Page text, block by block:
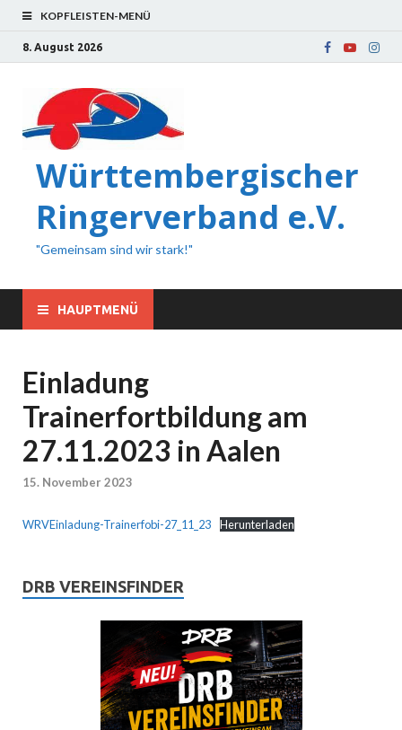
KOPFLEISTEN-MENÜ
8. August 2026
Württembergischer
Ringerverband e.V.
"Gemeinsam sind wir stark!"
HAUPTMENÜ
Einladung
Trainerfortbildung am
27.11.2023 in Aalen
15. November 2023
WRVEinladung-Trainerfobi-27_11_23 Herunterladen
DRB VEREINSFINDER